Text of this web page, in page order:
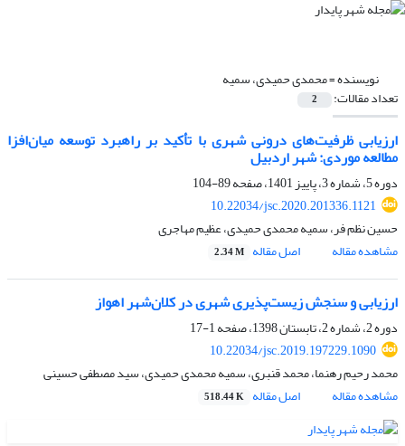
نویسنده =محمدی حمیدی، سمیه
تعداد مقالات: 2
ارزیابی ظرفیت‌های درونی شهری با تأکید بر راهبرد توسعه میان‌افزا
مطالعه موردی: شهر اردبیل
دوره 5، شماره 3، پاییز 1401، صفحه
89-104
10.22034/jsc.2020.201336.1121
حسین نظم فر، سمیه محمدی حمیدی، عظیم مهاجری
مشاهده مقاله
اصل مقاله 2.34 M
ارزیابی و سنجش زیست‌پذیری شهری در کلان‌شهر اهواز
دوره 2، شماره 2، تابستان 1398، صفحه
1-17
10.22034/jsc.2019.197229.1090
محمد رحیم رهنما، محمد قنبری، سمیه محمدی حمیدی، سید مصطفی حسینی
مشاهده مقاله
اصل مقاله 518.44 K